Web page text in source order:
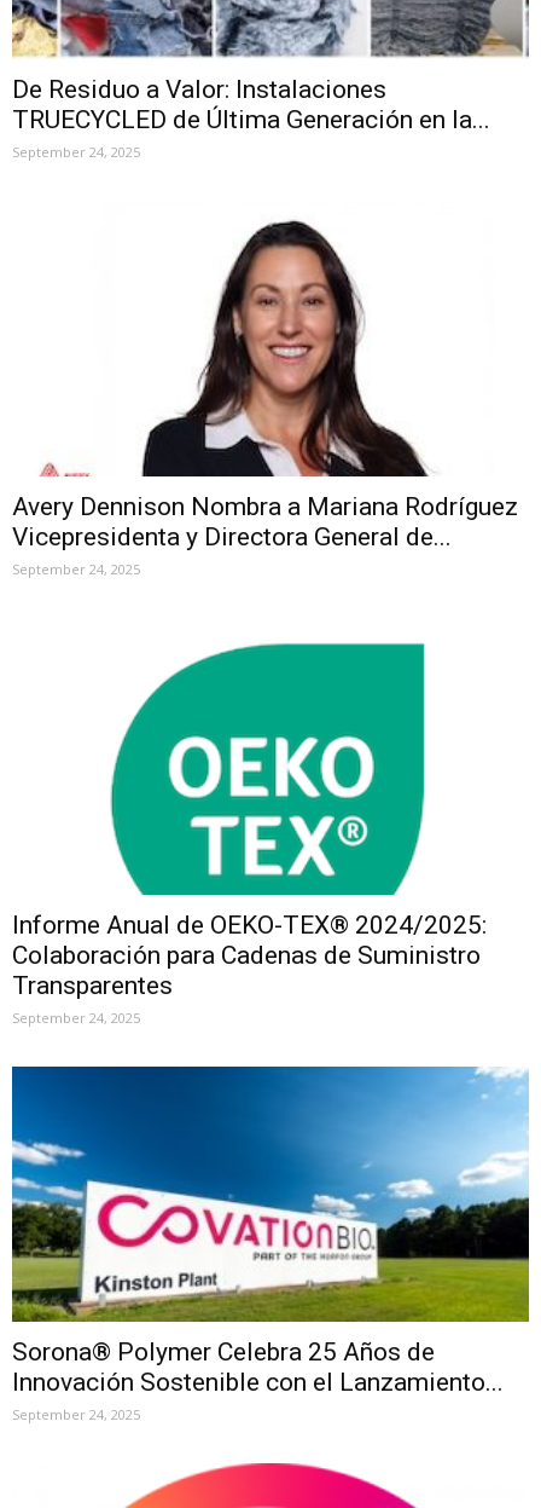
De Residuo a Valor: Instalaciones
TRUECYCLED de Última Generación en la...
September 24, 2025
Avery Dennison Nombra a Mariana Rodríguez
Vicepresidenta y Directora General de...
September 24, 2025
Informe Anual de OEKO-TEX® 2024/2025:
Colaboración para Cadenas de Suministro
Transparentes
September 24, 2025
Sorona® Polymer Celebra 25 Años de
Innovación Sostenible con el Lanzamiento...
September 24, 2025